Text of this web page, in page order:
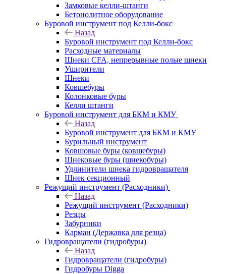
Замковые келли-штанги
Бетонолитное оборудование
Буровой инструмент под Келли-бокс
Назад
Буровой инструмент под Келли-бокс
Расходные материалы
Шнеки CFA, непрерывные полые шнеки
Уширители
Шнеки
Ковшебуры
Колонковые буры
Келли штанги
Буровой инструмент для БКМ и КМУ
Назад
Буровой инструмент для БКМ и КМУ
Бурильный инструмент
Ковшовые буры (ковшебуры)
Шнековые буры (шнекобуры)
Удлинители шнека гидровращателя
Шнек секционный
Режущий инструмент (Расходники)
Назад
Режущий инструмент (Расходники)
Резцы
Забурники
Карман (Державка для резца)
Гидровращатели (гидробуры)
Назад
Гидровращатели (гидробуры)
Гидробуры Digga